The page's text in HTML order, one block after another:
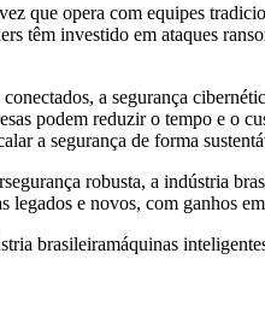
que opera com equipes
têm investido em ataques
a segurança
podem reduzir o tempo e o
a segurança de forma
robusta, a indústria
legados e novos, com ganhos
brasileiramáquinas